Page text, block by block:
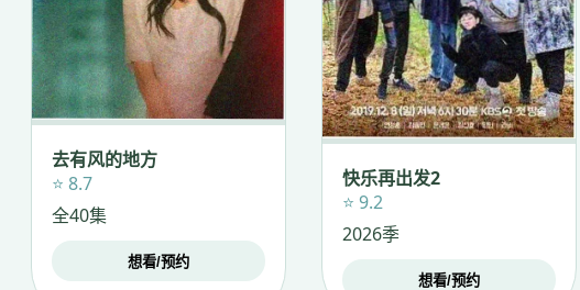
去有风的地方
⭐ 8.7
全40集
想看/预约
快乐再出发2
⭐ 9.2
2026季
想看/预约